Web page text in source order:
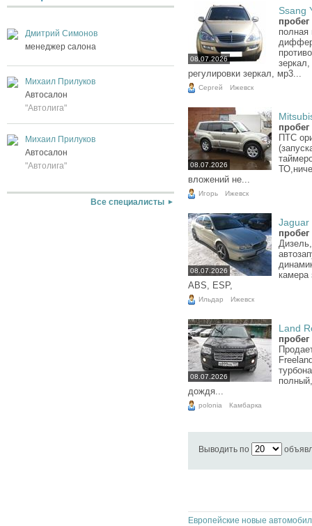
Дмитрий Симонов
менеджер салона
Михаил Прилуков
Автосалон
"Автолига"
Михаил Прилуков
Автосалон
"Автолига"
Все специалисты
08.07.2026
Ssang
полная
регулировки зеркал, мр3...
Сергей Ижевск
08.07.2026
ПТС
вложений не...
Игорь Ижевск
08.07.2026
Jaguar
камера
ABS, ESP,
Ильдар Ижевск
08.07.2026
Land
дождя...
polonia Камбарка
Выводить по